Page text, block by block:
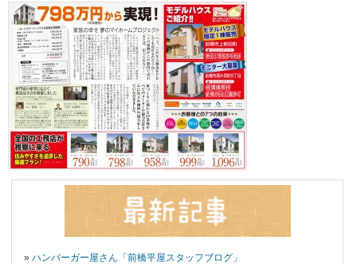
» ハンバーガー屋さん「前橋平屋スタッフブログ」